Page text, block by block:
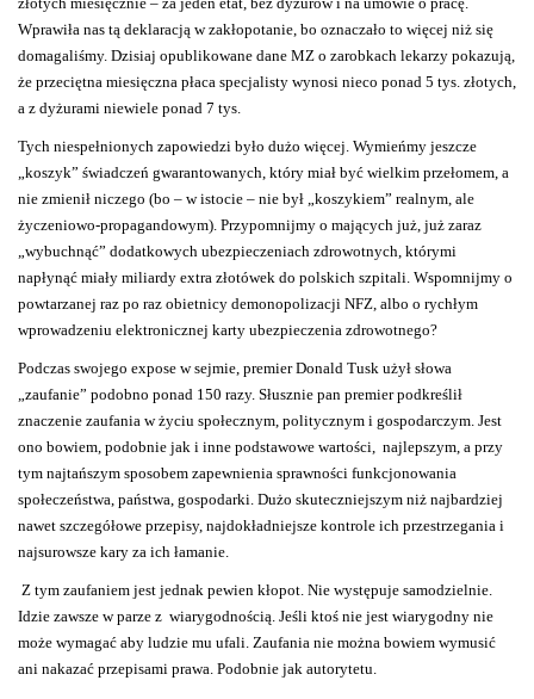
Wprawiła nas tą deklaracją w zakłopotanie, bo oznaczało to więcej niż się
domagaliśmy. Dzisiaj opublikowane dane MZ o zarobkach lekarzy pokazują,
że przeciętna miesięczna płaca specjalisty wynosi nieco ponad 5 tys. złotych,
a z dyżurami niewiele ponad 7 tys.
Tych niespełnionych zapowiedzi było dużo więcej. Wymieńmy jeszcze
„koszyk” świadczeń gwarantowanych, który miał być wielkim przełomem, a
nie zmienił niczego (bo – w istocie – nie był „koszykiem” realnym, ale
życzeniowo-propagandowym). Przypomnijmy o mających już, już zaraz
„wybuchnąć” dodatkowych ubezpieczeniach zdrowotnych, którymi
napłynąć miały miliardy extra złotówek do polskich szpitali. Wspomnijmy o
powtarzanej raz po raz obietnicy demonopolizacji NFZ, albo o rychłym
wprowadzeniu elektronicznej karty ubezpieczenia zdrowotnego?
Podczas swojego expose w sejmie, premier Donald Tusk użył słowa
„zaufanie” podobno ponad 150 razy. Słusznie pan premier podkreślił
znaczenie zaufania w życiu społecznym, politycznym i gospodarczym. Jest
ono bowiem, podobnie jak i inne podstawowe wartości, najlepszym, a przy
tym najtańszym sposobem zapewnienia sprawności funkcjonowania
społeczeństwa, państwa, gospodarki. Dużo skuteczniejszym niż najbardziej
nawet szczegółowe przepisy, najdokładniejsze kontrole ich przestrzegania i
najsurowsze kary za ich łamanie.
Z tym zaufaniem jest jednak pewien kłopot. Nie występuje samodzielnie.
Idzie zawsze w parze z wiarygodnością. Jeśli ktoś nie jest wiarygodny nie
może wymagać aby ludzie mu ufali. Zaufania nie można bowiem wymusić
ani nakazać przepisami prawa. Podobnie jak autorytetu.